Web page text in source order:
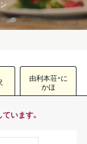
由利本荘・に
かほ
います。